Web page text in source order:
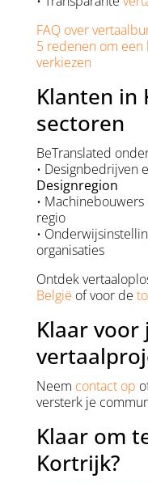
FAQ over
5 redenen om een
verkiezen
Klanten in
sectoren
BeTranslated
• Designbedrijven
Designregion
•
regio
•
organisaties
Ontdek
België of voor de
Klaar voor
Neem contact op
versterk je
Klaar om
Kortrijk?